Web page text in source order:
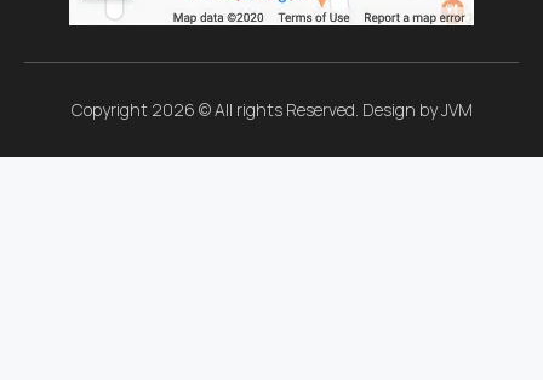
Copyright 2026 © All rights Reserved. Design by JVM